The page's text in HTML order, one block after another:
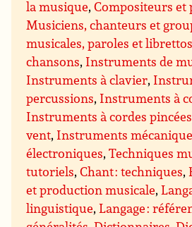
la musique,Compositeurs et
Musiciens, chanteurs et
musicales, paroles et librettos
chansons, Instruments de
Instruments à clavier,
percussions, Instruments à
Instruments à cordes pincées
vent, Instruments
électroniques,Techniques
tutoriels,Chant : techniques,
et production musicale,
linguistique,Langage :